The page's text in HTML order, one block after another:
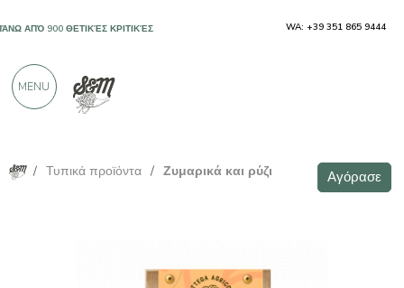
/ Τυπικά προϊόντα / Ζυμαρικά και ρύζι Αγόρασε
ΑΠΌ 900 ΘΕΤΙΚΈΣ ΚΡΙΤΙΚΈΣ WA: +39 351 865 9444
MENU